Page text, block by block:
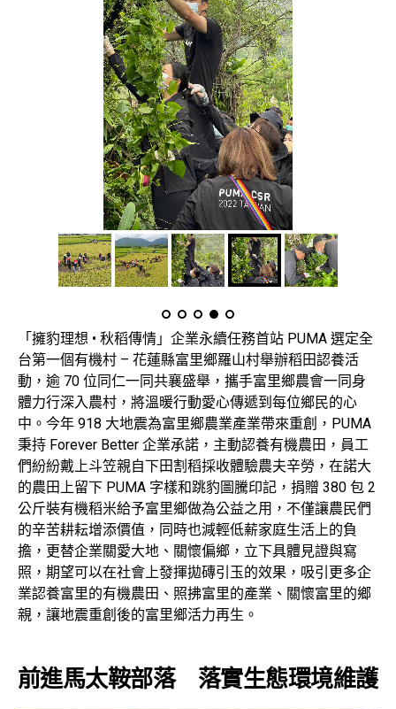
「擁豹理想 • 秋稻傳情」企業永續任務首站 PUMA 選定全
台第一個有機村 – 花蓮縣富里鄉羅山村舉辦稻田認養活
動，逾 70 位同仁一同共襄盛舉，攜手富里鄉農會一同身
體力行深入農村，將溫暖行動愛心傳遞到每位鄉民的心
中。今年 918 大地震為富里鄉農業產業帶來重創，PUMA
秉持 Forever Better 企業承諾，主動認養有機農田，員工
們紛紛戴上斗笠親自下田割稻採收體驗農夫辛勞，在諾大
的農田上留下 PUMA 字樣和跳豹圖騰印記，捐贈 380 包 2
公斤裝有機稻米給予富里鄉做為公益之用，不僅讓農民們
的辛苦耕耘增添價值，同時也減輕低薪家庭生活上的負
擔，更替企業關愛大地、關懷偏鄉，立下具體見證與寫
照，期望可以在社會上發揮拋磚引玉的效果，吸引更多企
業認養富里的有機農田、照拂富里的產業、關懷富里的鄉
親，讓地震重創後的富里鄉活力再生。
前進馬太鞍部落 落實生態環境維護